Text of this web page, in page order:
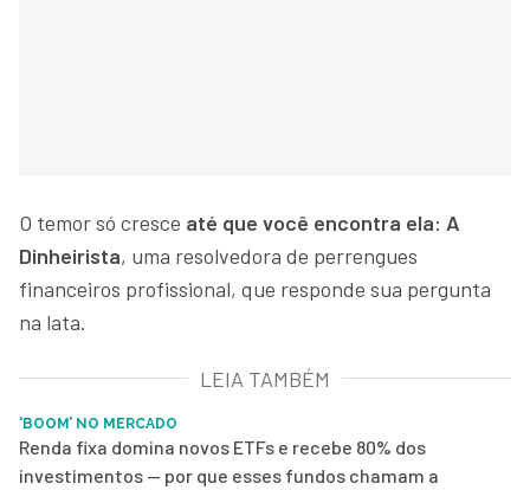
O temor só cresce até que você encontra ela: A
Dinheirista, uma resolvedora de perrengues
financeiros profissional, que responde sua pergunta
na lata.
LEIA TAMBÉM
‘BOOM’ NO MERCADO
Renda fixa domina novos ETFs e recebe 80% dos
investimentos — por que esses fundos chamam a